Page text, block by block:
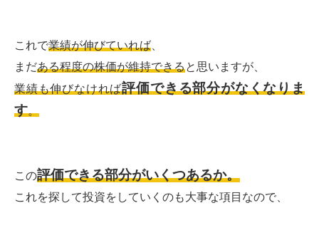
これで業績が伸びていれば
まだある程度の株価が維持できると思いますが、
業績も伸びなければ評価できる部分がなくなりま
す。
この評価できる部分がいくつあるか。
これを探して投資をしていくのも大事な項目なので、